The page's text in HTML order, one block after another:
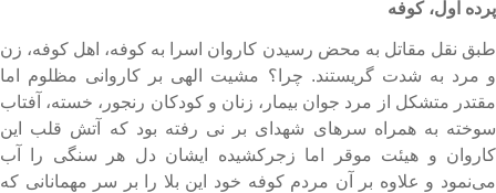
اول، کوفه
نقل مقاتل به محض رسیدن کاروان اسرا به کوفه، اهل کوفه، زن
مرد به شدت گریستند. چرا؟ مشیت الهی بر کاروانی مظلوم اما
متشکل از مرد جوان بیمار، زنان و کودکان رنجور، خسته، آفتاب
به همراه سرهای شهدای بر نی رفته بود که آتش قلب این
و هیئت موقر اما زجرکشیده‌ ایشان دل هر سنگی را آب
و علاوه بر آن مردم کوفه خود این بلا را بر سر مهمانانی که